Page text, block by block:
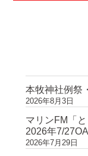
本牧神社例祭
2026年8月3日
マリンFM「
2026年7/27OA
2026年7月29日